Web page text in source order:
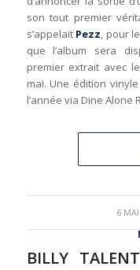
son tout premier
s’appelait Pezz, pour
que l’album sera
premier extrait avec
mai. Une édition
l’année via Dine Alone
6
/
BILLY